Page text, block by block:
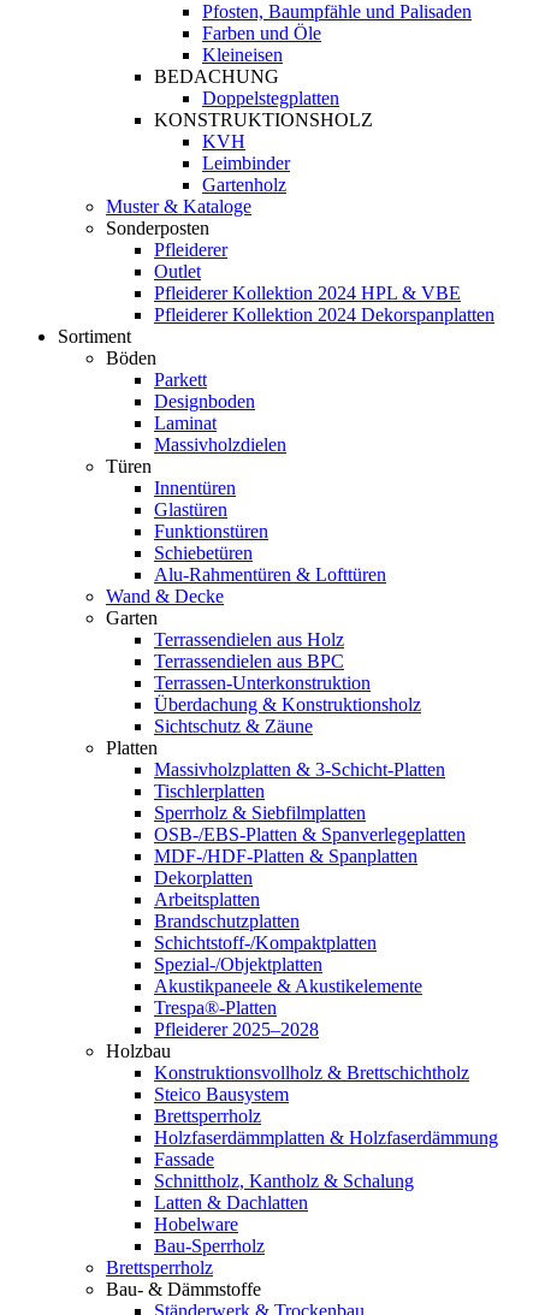
Pfosten, Baumpfähle und Palisaden
Farben und Öle
Kleineisen
BEDACHUNG
Doppelstegplatten
KONSTRUKTIONSHOLZ
KVH
Leimbinder
Gartenholz
Muster & Kataloge
Sonderposten
Pfleiderer
Outlet
Pfleiderer Kollektion 2024 HPL & VBE
Pfleiderer Kollektion 2024 Dekorspanplatten
Sortiment
Böden
Parkett
Designboden
Laminat
Massivholzdielen
Türen
Innentüren
Glastüren
Funktionstüren
Schiebetüren
Alu-Rahmentüren & Lofttüren
Wand & Decke
Garten
Terrassendielen aus Holz
Terrassendielen aus BPC
Terrassen-Unterkonstruktion
Überdachung & Konstruktionsholz
Sichtschutz & Zäune
Platten
Massivholzplatten & 3-Schicht-Platten
Tischlerplatten
Sperrholz & Siebfilmplatten
OSB-/EBS-Platten & Spanverlegeplatten
MDF-/HDF-Platten & Spanplatten
Dekorplatten
Arbeitsplatten
Brandschutzplatten
Schichtstoff-/Kompaktplatten
Spezial-/Objektplatten
Akustikpaneele & Akustikelemente
Trespa®-Platten
Pfleiderer 2025–2028
Holzbau
Konstruktionsvollholz & Brettschichtholz
Steico Bausystem
Brettsperrholz
Holzfaserdämmplatten & Holzfaserdämmung
Fassade
Schnittholz, Kantholz & Schalung
Latten & Dachlatten
Hobelware
Bau-Sperrholz
Brettsperrholz
Bau- & Dämmstoffe
Ständerwerk & Trockenbau